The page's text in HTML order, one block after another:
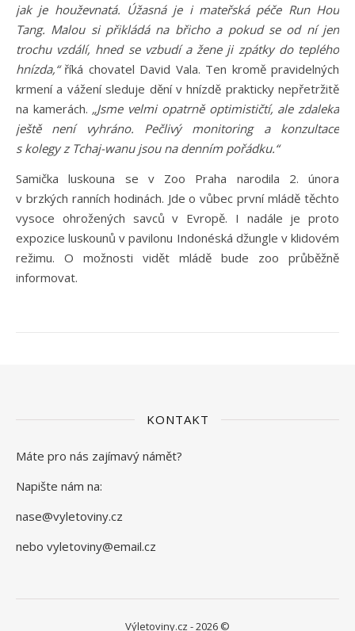
jak je houževnatá. Úžasná je i mateřská péče Run Hou
Tang. Malou si přikládá na břicho a pokud se od ní jen
trochu vzdálí, hned se vzbudí a žene ji zpátky do teplého
hnízda,“říká chovatel David Vala. Ten kromě pravidelných
krmení a vážení sleduje dění v hnízdě prakticky nepřetržitě
na kamerách. „Jsme velmi opatrně optimističtí, ale zdaleka
ještě není vyhráno. Pečlivý monitoring a konzultace
s kolegy z Tchaj-wanu jsou na denním pořádku.“
Samička luskouna se v Zoo Praha narodila 2. února
v brzkých ranních hodinách. Jde o vůbec první mládě těchto
vysoce ohrožených savců v Evropě. I nadále je proto
expozice luskounů v pavilonu Indonéská džungle v klidovém
režimu. O možnosti vidět mládě bude zoo průběžně
informovat.
KONTAKT
Máte pro nás zajímavý námět?
Napište nám na:
nase@vyletoviny.cz
nebo vyletoviny@email.cz
Výletoviny.cz - 2026 ©